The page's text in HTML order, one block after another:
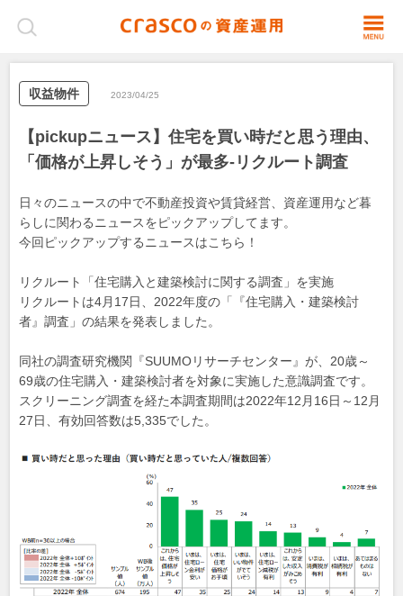
収益物件 2023/04/25
【pickupニュース】住宅を買い時だと思う理由、
「価格が上昇しそう」が最多-リクルート調査
日々のニュースの中で不動産投資や賃貸経営、資産運用など暮
らしに関わるニュースをピックアップしてます。
今回ピックアップするニュースはこちら！
リクルート「住宅購入と建築検討に関する調査」を実施
リクルートは4月17日、2022年度の「『住宅購入・建築検討
者』調査」の結果を発表しました。
同社の調査研究機関『SUUMOリサーチセンター』が、20歳～
69歳の住宅購入・建築検討者を対象に実施した意識調査です。
スクリーニング調査を経た本調査期間は2022年12月16日～12月
27日、有効回答数は5,335でした。